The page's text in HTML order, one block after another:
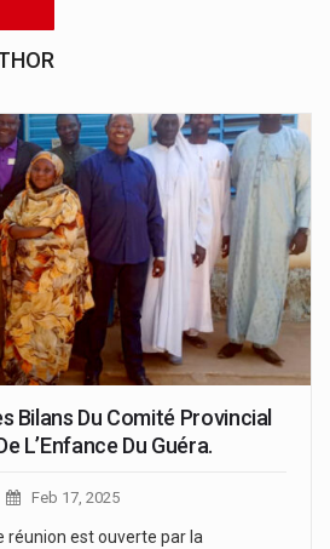
Bilans Du Comité Provincial
L’Enfance Du Guéra.
Feb 17, 2025
réunion est ouverte par la